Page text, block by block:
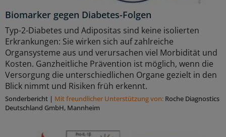
Biomarker gegen Diabetes-Folgen
Typ-2-Diabetes und Adipositas sind keine isolierten
Erkrankungen: Sie wirken sich auf zahlreiche
Organsysteme aus und verursachen viel Morbidität und
Kosten. Ganzheitliche Prävention ist möglich, wenn die
Versorgung die unterschiedlichen Organe gezielt in den
Blick nimmt und Risiken früh erkennt.
Sonderbericht | Mit freundlicher Unterstützung von: Roche Diagnostics
Deutschland GmbH, Mannheim